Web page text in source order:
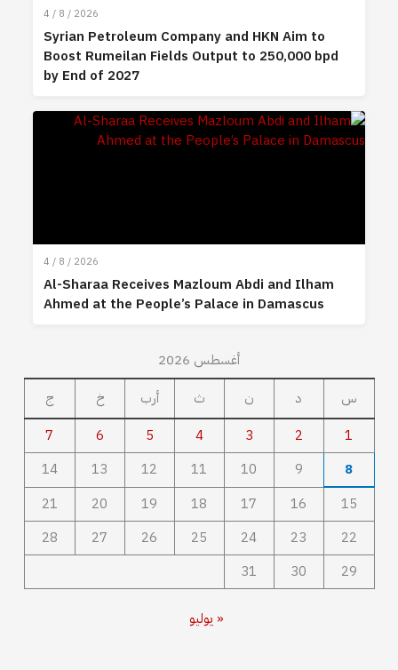
4 / 8 / 2026
Syrian Petroleum Company and HKN Aim to
Boost Rumeilan Fields Output to 250,000 bpd
by End of 2027
4 / 8 / 2026
Al-Sharaa Receives Mazloum Abdi and Ilham
Ahmed at the People’s Palace in Damascus
أغسطس 2026
س
د ن ث أرب خ
ج
1
2
3
4
5
6
7
8
9
10
11
12
13
14
15
16
17
18
19
20
21
22
23
24
25
26
27
28
29
30
31
« يوليو